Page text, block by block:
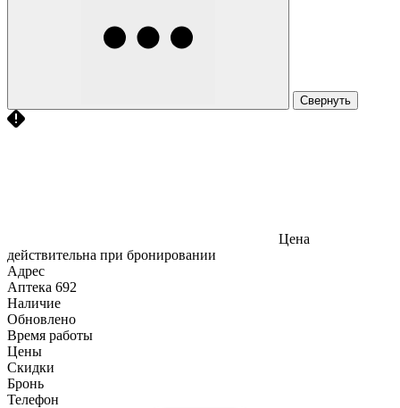
Свернуть
Цена
действительна при бронировании
Адрес
Аптека 692
Наличие
Обновлено
Время работы
Цены
Скидки
Бронь
Телефон